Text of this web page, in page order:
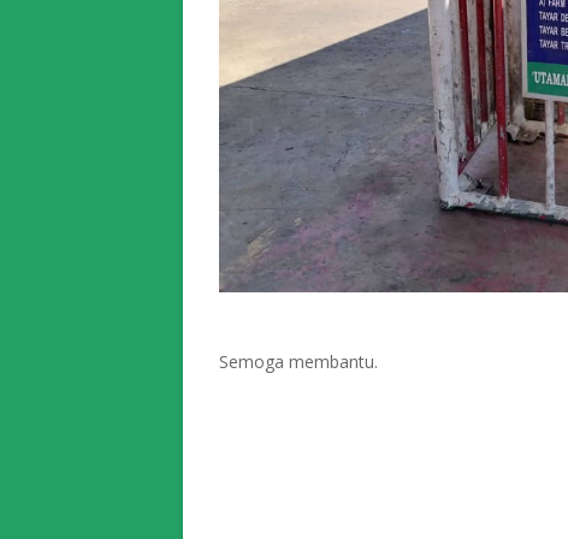
Semoga membantu.